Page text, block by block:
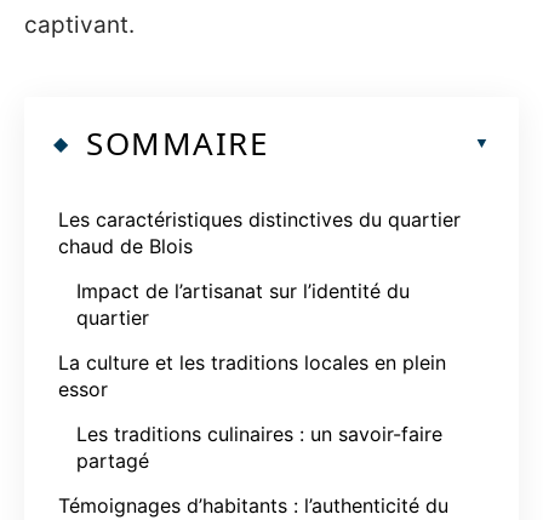
captivant.
SOMMAIRE
Les caractéristiques distinctives du quartier
chaud de Blois
Impact de l’artisanat sur l’identité du
quartier
La culture et les traditions locales en plein
essor
Les traditions culinaires : un savoir-faire
partagé
Témoignages d’habitants : l’authenticité du